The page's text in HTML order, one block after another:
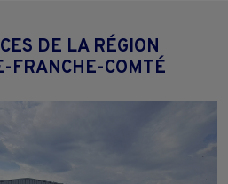
DE LA RÉGION
FRANCHE-COMTÉ